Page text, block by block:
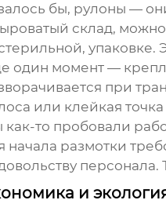
бы, рулоны —
склад,
упаковке.
один момент —
при
или клейкая
то пробовали
начала размотки
и